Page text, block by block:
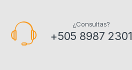
¿Consultas?
+505 8987 2301